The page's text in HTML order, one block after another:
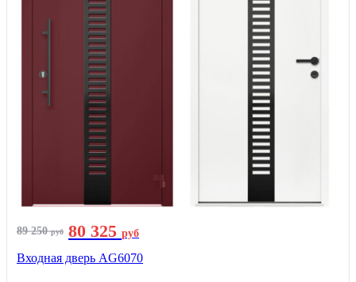
89 250руб 80 325 руб
Входная дверь AG6070